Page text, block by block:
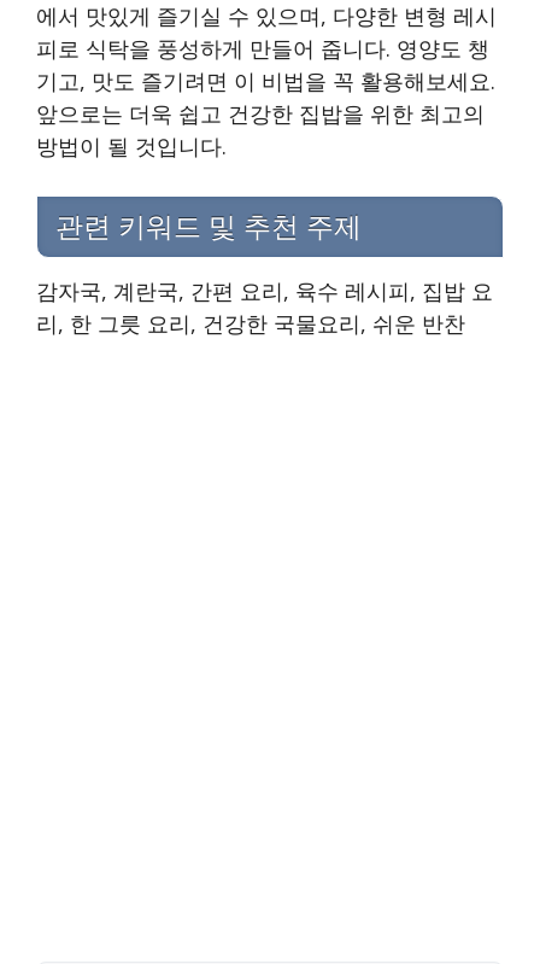
에서 맛있게 즐기실 수 있으며, 다양한 변형 레시
피로 식탁을 풍성하게 만들어 줍니다. 영양도 챙
기고, 맛도 즐기려면 이 비법을 꼭 활용해보세요.
앞으로는 더욱 쉽고 건강한 집밥을 위한 최고의
방법이 될 것입니다.
관련 키워드 및 추천 주제
감자국, 계란국, 간편 요리, 육수 레시피, 집밥 요
리, 한 그릇 요리, 건강한 국물요리, 쉬운 반찬